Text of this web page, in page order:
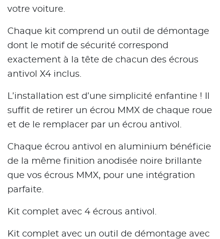
votre voiture.
Chaque kit comprend un outil de démontage
dont le motif de sécurité correspond
exactement à la tête de chacun des écrous
antivol X4 inclus.
L’installation est d’une simplicité enfantine ! Il
suffit de retirer un écrou MMX de chaque roue
et de le remplacer par un écrou antivol.
Chaque écrou antivol en aluminium bénéficie
de la même finition anodisée noire brillante
que vos écrous MMX, pour une intégration
parfaite.
Kit complet avec 4 écrous antivol.
Kit complet avec un outil de démontage avec